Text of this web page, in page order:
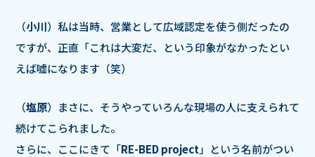
（小川）私は当時、営業として広域認定を使う側だったの
ですが、正直「これは大変だ、という印象がなかったとい
えば嘘になります（笑）
（塩原）まさに、そうやっていろんな現場の人に支えられて
続けてこられました。
さらに、ここにきて「RE-BED project 」という名前がつい